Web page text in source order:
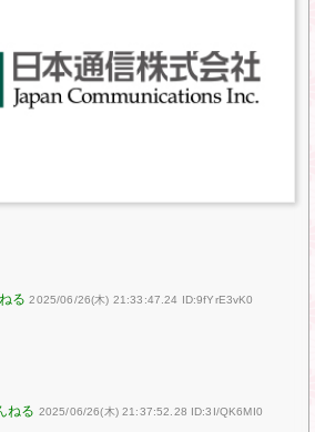
2025/06/26(木) 21:33:47.24 ID:9fYrE3vK0
2025/06/26(木) 21:37:52.28 ID:3I/QK6MI0